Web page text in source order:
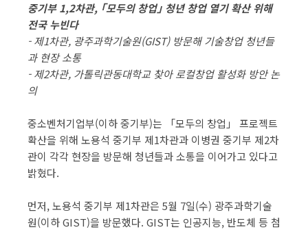
중기부 1,2차관, ｢모두의 창업｣ 청년 창업 열기 확산 위해
전국 누빈다
- 제1차관, 광주과학기술원(GIST) 방문해 기술창업 청년들
과 현장 소통
- 제2차관, 가톨릭관동대학교 찾아 로컬창업 활성화 방안 논
의
중소벤처기업부(이하 중기부)는 「모두의 창업」 프로젝트
확산을 위해 노용석 중기부 제1차관과 이병권 중기부 제2차
관이 각각 현장을 방문해 청년들과 소통을 이어가고 있다고
밝혔다.
먼저, 노용석 중기부 제1차관은 5월 7일(수) 광주과학기술
원(이하 GIST)을 방문했다. GIST는 인공지능, 반도체 등 첨